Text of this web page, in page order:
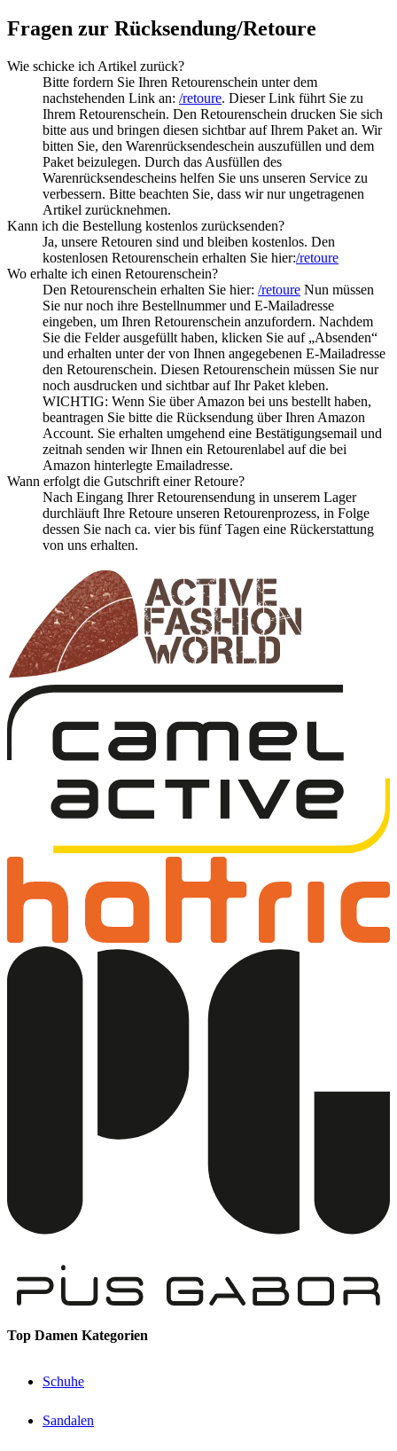
Fragen zur Rücksendung/Retoure
Wie schicke ich Artikel zurück?
Bitte fordern Sie Ihren Retourenschein unter dem
nachstehenden Link an: /retoure. Dieser Link führt Sie zu
Ihrem Retourenschein. Den Retourenschein drucken Sie sich
bitte aus und bringen diesen sichtbar auf Ihrem Paket an. Wir
bitten Sie, den Warenrücksendeschein auszufüllen und dem
Paket beizulegen. Durch das Ausfüllen des
Warenrücksendescheins helfen Sie uns unseren Service zu
verbessern. Bitte beachten Sie, dass wir nur ungetragenen
Artikel zurücknehmen.
Kann ich die Bestellung kostenlos zurücksenden?
Ja, unsere Retouren sind und bleiben kostenlos. Den
kostenlosen Retourenschein erhalten Sie hier:/retoure
Wo erhalte ich einen Retourenschein?
Den Retourenschein erhalten Sie hier: /retoure Nun müssen
Sie nur noch ihre Bestellnummer und E-Mailadresse
eingeben, um Ihren Retourenschein anzufordern. Nachdem
Sie die Felder ausgefüllt haben, klicken Sie auf „Absenden“
und erhalten unter der von Ihnen angegebenen E-Mailadresse
den Retourenschein. Diesen Retourenschein müssen Sie nur
noch ausdrucken und sichtbar auf Ihr Paket kleben.
WICHTIG: Wenn Sie über Amazon bei uns bestellt haben,
beantragen Sie bitte die Rücksendung über Ihren Amazon
Account. Sie erhalten umgehend eine Bestätigungsemail und
zeitnah senden wir Ihnen ein Retourenlabel auf die bei
Amazon hinterlegte Emailadresse.
Wann erfolgt die Gutschrift einer Retoure?
Nach Eingang Ihrer Retourensendung in unserem Lager
durchläuft Ihre Retoure unseren Retourenprozess, in Folge
dessen Sie nach ca. vier bis fünf Tagen eine Rückerstattung
von uns erhalten.
Top Damen Kategorien
Schuhe
Sandalen